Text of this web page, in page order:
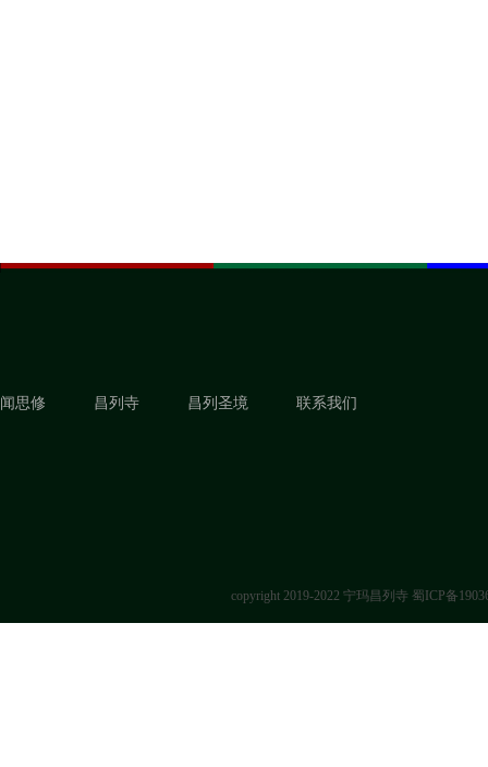
闻思修 昌列寺 昌列圣境 联系我们
copyright 2019-2022 宁玛昌列寺 蜀ICP备